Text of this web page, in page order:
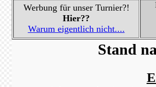
Werbung für unser Turnier?!
Hier??
Warum eigentlich nicht....
Stand